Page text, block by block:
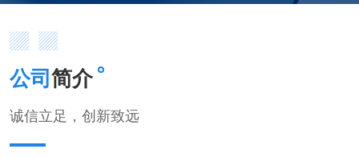
公司 简介
诚信立足，创新致远